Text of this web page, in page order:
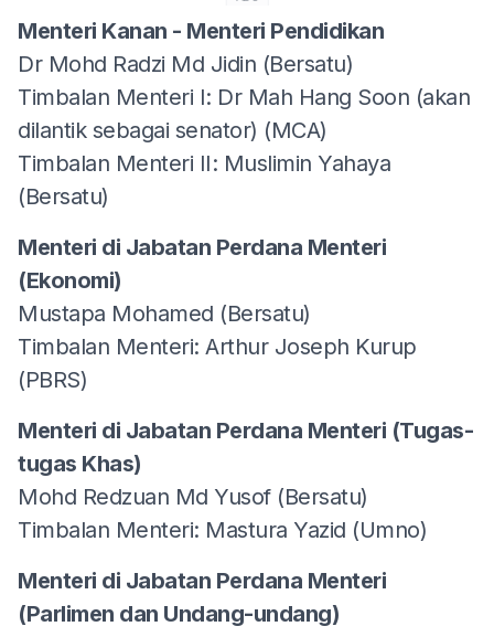
Menteri Kanan - Menteri Pendidikan
Dr Mohd Radzi Md Jidin (Bersatu)
Timbalan Menteri I: Dr Mah Hang Soon (akan
dilantik sebagai senator) (MCA)
Timbalan Menteri II: Muslimin Yahaya
(Bersatu)
Menteri di Jabatan Perdana Menteri
(Ekonomi)
Mustapa Mohamed (Bersatu)
Timbalan Menteri: Arthur Joseph Kurup
(PBRS)
Menteri di Jabatan Perdana Menteri (Tugas-
tugas Khas)
Mohd Redzuan Md Yusof (Bersatu)
Timbalan Menteri: Mastura Yazid (Umno)
Menteri di Jabatan Perdana Menteri
(Parlimen dan Undang-undang)